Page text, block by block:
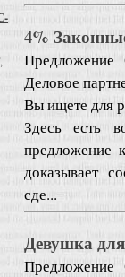
4%
Предложение
Деловое
Вы ищете для
Здесь есть
предложение
доказывает
сде...
Девушка
Предложение